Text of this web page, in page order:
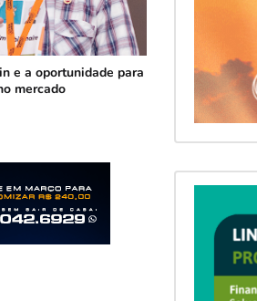
e a oportunidade para
mercado